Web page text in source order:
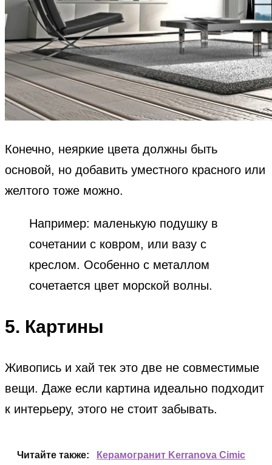
Конечно, неяркие цвета должны быть
основой, но добавить уместного красного или
желтого тоже можно.
Например: маленькую подушку в
сочетании с ковром, или вазу с
креслом. Особенно с металлом
сочетается цвет морской волны.
5. Картины
Живопись и хай тек это две не совместимые
вещи. Даже если картина идеально подходит
к интерьеру, этого не стоит забывать.
Читайте также: Керамогранит Kerranova Cimic